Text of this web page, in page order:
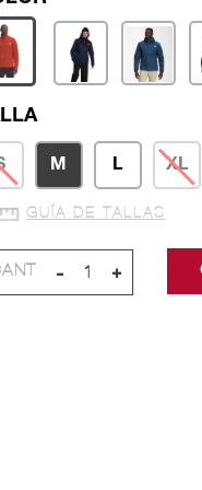
M L XL
GUÍA DE TALLAS
+
-